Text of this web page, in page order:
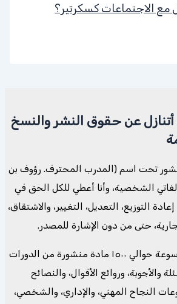
مع الاجتماعات كسكرتير؟
عن حقوق النشر والنسخ
تحت اسم (المدرب المحترف. رؤوف بن
الشخصية، وأنا أعطي للكل الحق في
التوزيع، التعديل، التغيير، والاشتقاق،
حتى من دون الإشارة للمصدر.
بفضل الله تتضمّن الموسوعة حوالي ١٥٠٠ مادة منشورة من الدورات
والأجوبة، وروائع الأقوال، والنصائح
النجاح المهني، والإداري، والشخصي،